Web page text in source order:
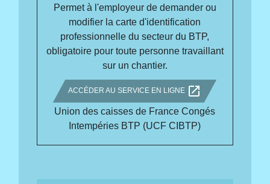
Permet à l'employeur de demander ou
modifier la carte d'identification
professionnelle du secteur du BTP,
obligatoire pour toute personne travaillant
sur un chantier.
ACCÉDER AU SERVICE EN LIGNE open_in_new
Union des caisses de France Congés
Intempéries BTP (UCF CIBTP)